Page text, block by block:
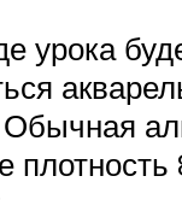
урока
плотность